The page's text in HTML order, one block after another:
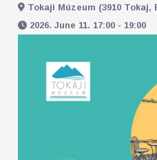
Tokaji Múzeum (3910
2026. June 11. 17:00 - 19:00